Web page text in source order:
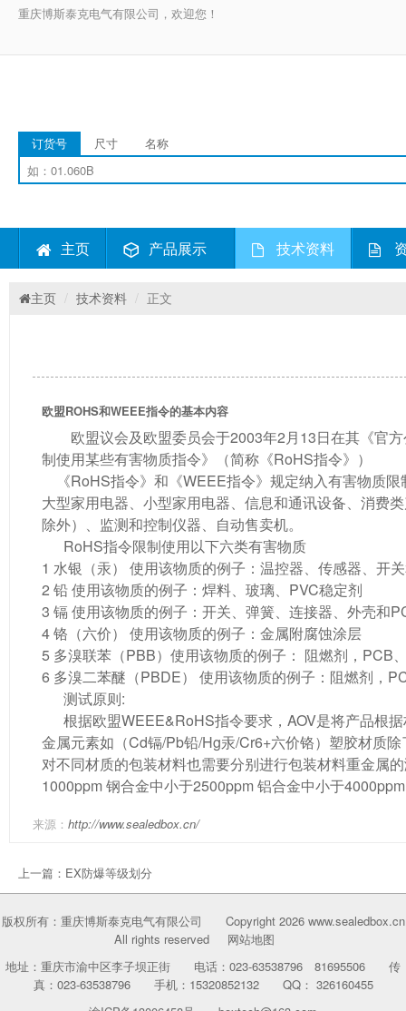
重庆博斯泰克电气有限公司，欢迎您！
订货号 尺寸 名称
主页 产品展示 技术资料
主页 技术资料 正文
欧盟ROHS和WEEE指令的基本内容
欧盟议会及欧盟委员会于2003年2月13日在其《官
制使用某些有害物质指令》（简称《RoHS指令》）
《RoHS指令》和《WEEE指令》规定纳入有害物质
大型家用电器、小型家用电器、信息和通讯设备、消费
除外）、监测和控制仪器、自动售卖机。
RoHS指令限制使用以下六类有害物质
1 水银（汞） 使用该物质的例子：温控器、传感器、开
2 铅 使用该物质的例子：焊料、玻璃、PVC稳定剂
3 镉 使用该物质的例子：开关、弹簧、连接器、外壳和
4 铬（六价） 使用该物质的例子：金属附腐蚀涂层
5 多溴联苯（PBB）使用该物质的例子： 阻燃剂，PCB
6 多溴二苯醚（PBDE） 使用该物质的例子：阻燃剂，
测试原则:
根据欧盟WEEE&RoHS指令要求，AOV是将产品根
金属元素如（Cd镉/Pb铅/Hg汞/Cr6+六价铬）塑胶材质
对不同材质的包装材料也需要分别进行包装材料重金属
1000ppm 钢合金中小于2500ppm 铝合金中小于
来源： http://www.sealedbox.cn/
上一篇： EX防爆等级划分
版权所有：重庆博斯泰克电气有限公司 Copyright 2026 www.sealedbox.cn
All rights reserved
网站地图
地址：重庆市渝中区李子坝正街 电话：023-63538796 81695506 传
真：023-63538796 手机：15320852132 QQ： 326160455